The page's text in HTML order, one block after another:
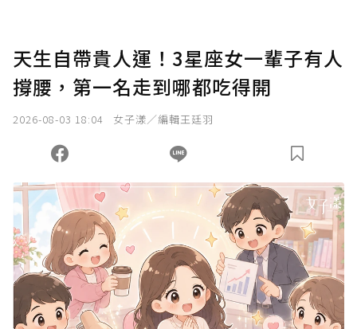
天生自帶貴人運！3星座女一輩子有人
撐腰，第一名走到哪都吃得開
2026-08-03 18:04 女子漾／編輯王廷羽